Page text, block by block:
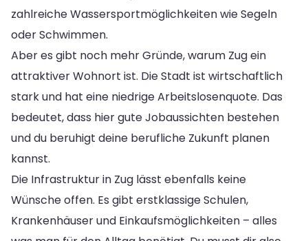
zahlreiche Wassersportmöglichkeiten wie Segeln
oder Schwimmen.
Aber es gibt noch mehr Gründe, warum Zug ein
attraktiver Wohnort ist. Die Stadt ist wirtschaftlich
stark und hat eine niedrige Arbeitslosenquote. Das
bedeutet, dass hier gute Jobaussichten bestehen
und du beruhigt deine berufliche Zukunft planen
kannst.
Die Infrastruktur in Zug lässt ebenfalls keine
Wünsche offen. Es gibt erstklassige Schulen,
Krankenhäuser und Einkaufsmöglichkeiten – alles